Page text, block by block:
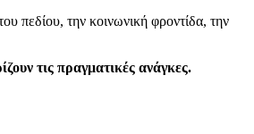
πεδίου, την κοινωνική φροντίδα, την
τις πραγματικές ανάγκες.